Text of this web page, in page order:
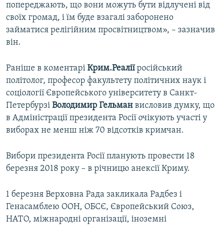
попереджають, що вони можуть бути відлучені від
своїх громад, і їм буде взагалі заборонено
займатися релігійним просвітництвом», – зазначив
він.
Раніше в коментарі Крим.Реаліїросійський
політолог, професор факультету політичних наук і
соціології Європейського університету в Санкт-
Петербурзі Володимир Гельман висловив думку, що
в Адміністрації президента Росії очікують участі у
виборах не менш ніж 70 відсотків кримчан.
Вибори президента Росії планують провести 18
березня 2018 року – в річницю анексії Криму.
1 березня Верховна Рада закликала Радбез і
Генасамблею ООН, ОБСЄ, Європейський Союз,
НАТО, міжнародні організації, іноземні